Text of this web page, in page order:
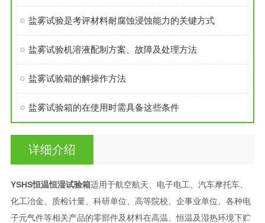
盐雾试验是考评材料耐腐蚀浸蚀能力的关键方式
盐雾试验机溶液配制方案、故障及处理方法
盐雾试验箱的解操作方法
盐雾试验箱的在使用时需具备这些条件
详细介绍
YSHS恒温恒湿试验箱适用于航空航天、电子电工、汽车摩托车、
化工冶金、质检计量、科研单位、高等院校、企事业单位、各种电
子元气件等相关产品的零部件及材料在高温、恒温及湿热环境下贮